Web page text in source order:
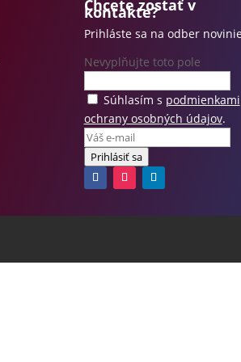
Chcete zostať v
kontakte?
Prihláste sa na odber
Nevyplňujte toto pole
Súhlasím s podmienkami
ochrany osobných údajov.
Prihlásiť sa